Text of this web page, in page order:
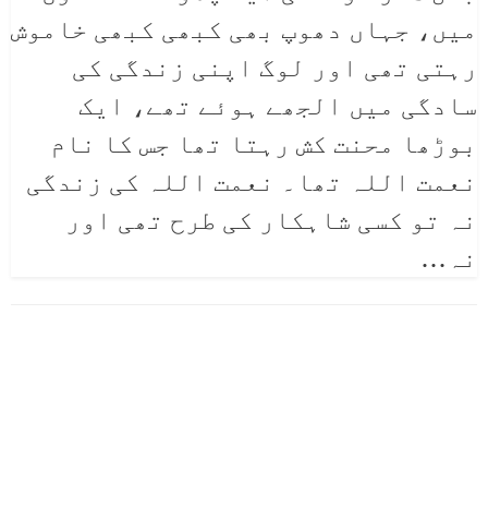
میں، جہاں دھوپ بھی کبھی کبھی خاموش
رہتی تھی اور لوگ اپنی زندگی کی
سادگی میں الجھے ہوئے تھے، ایک
بوڑھا محنت کش رہتا تھا جس کا نام
نعمت اللہ تھا۔ نعمت اللہ کی زندگی
نہ تو کسی شاہکار کی طرح تھی اور
نہ …